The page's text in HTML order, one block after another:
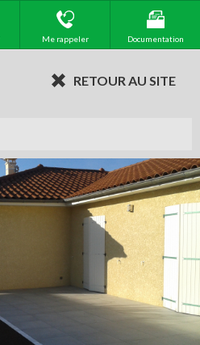
Me rappeler Documentation
RETOUR AU SITE